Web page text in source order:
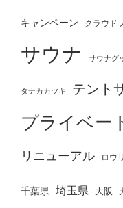
キャンペーン クラウド
サウナ サウナグ
タナカカツキ テント
プライベー
リニューアル ロウ
千葉県 埼玉県 大阪